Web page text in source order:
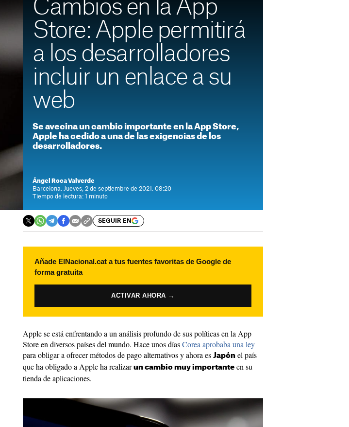
Cambios en la App
Store: Apple permitirá
a los desarrolladores
incluir un enlace a su
web
Se avecina un cambio importante en la App Store,
Apple ha cedido a una de las exigencias de los
desarrolladores.
Ángel Roca Valverde
Barcelona. Jueves, 2 de septiembre de 2021. 08:20
Tiempo de lectura: 1 minuto
SEGUIR EN
Añade ElNacional.cat a tus fuentes favoritas de Google de
forma gratuita
ACTIVAR AHORA →
Apple se está enfrentando a un análisis profundo de sus políticas en la App
Store en diversos países del mundo. Hace unos díasCorea aprobaba una ley
para obligar a ofrecer métodos de pago alternativos y ahora es Japón el país
que ha obligado a Apple ha realizar un cambio muy importante en su
tienda de aplicaciones.